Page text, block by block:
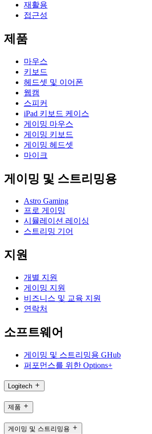
재활용
접근성
제품
마우스
키보드
헤드셋 및 이어폰
웹캠
스피커
iPad 키보드 케이스
게이밍 마우스
게이밍 키보드
게이밍 헤드셋
마이크
게이밍 및 스트리밍용
Astro Gaming
프로 게이밍
시뮬레이션 레이싱
스트리밍 기어
지원
개별 지원
게이밍 지원
비즈니스 및 교육 지원
연락처
소프트웨어
게이밍 및 스트리밍용 GHub
퍼포먼스를 위한 Options+
Logitech
제품
게이밍 및 스트리밍용